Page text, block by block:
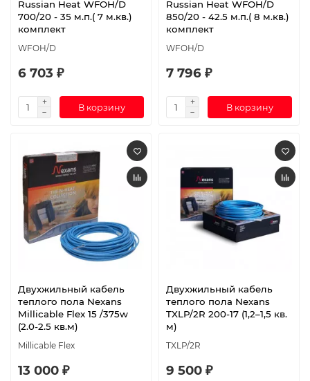
Russian Heat WFOH/D
700/20 - 35 м.п.( 7 м.кв.)
комплект
WFOH/D
6 703 ₽
В корзину
Russian Heat WFOH/D
850/20 - 42.5 м.п.( 8 м.кв.)
комплект
WFOH/D
7 796 ₽
В корзину
Двухжильный кабель
теплого пола Nexans
Millicable Flex 15 /375w
(2.0-2.5 кв.м)
Millicable Flex
13 000 ₽
Двухжильный кабель
теплого пола Nexans
TXLP/2R 200-17 (1,2–1,5 кв.
м)
TXLP/2R
9 500 ₽